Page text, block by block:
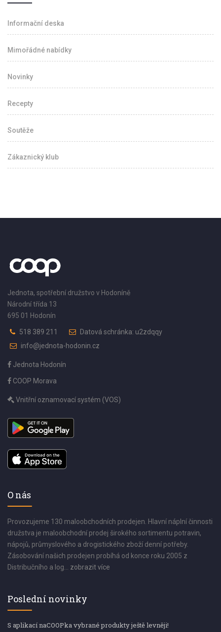
Informační deska
Mimořádné nabídky
Novinky
Recepty
Soutěže
Zákaznický klub
Jednota, spotřební družstvo v Hodoníně
Národní třída 13
695 01 Hodonín
518 389 211
Datová schránka: u2zdqqy
info@jednota-hodonin.cz
Jednota Hodonín
COOP Morava
Vnitřní oznamovací systém (VOS)
O nás
Provozujeme 130 maloobchodních prodejen. Hlavní náplní činnosti
družstva je maloobchodní prodej širokého sortimentu potravin,
nápojů, průmyslového a drogistického zboží denní potřeby.
Zásobování našich prodejen probíhá od konce roku 2005 z
Distribučního a log... zobrazit více
Poslední novinky
S aplikací naCOOPka vybrané produkty ještě levněji!